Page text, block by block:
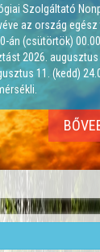
Szolgáltató
az ország egész
án (csütörtök)
2026. augusztus
11. (kedd)